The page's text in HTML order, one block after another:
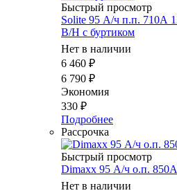
Быстрый просмотр
Solite 95 А/ч п.п. 710А
B/H с буртиком
Нет в наличии
6 460 ₽
6 790 ₽
Экономия
330 ₽
Подробнее
Рассрочка
Быстрый просмотр
Dimaxx 95 А/ч о.п.
Нет в наличии